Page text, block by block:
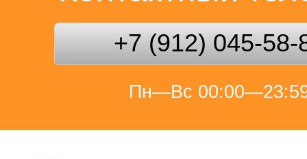
+7 (912) 045-58-
Пн—Вс